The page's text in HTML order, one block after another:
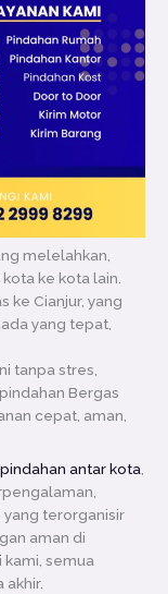
melelahkan,
ke kota lain.
ke Cianjur, yang
yang tepat,
tanpa stres,
Bergas
cepat, aman,
antar kota,
terorganisir
aman di
kami, semua
akhir.